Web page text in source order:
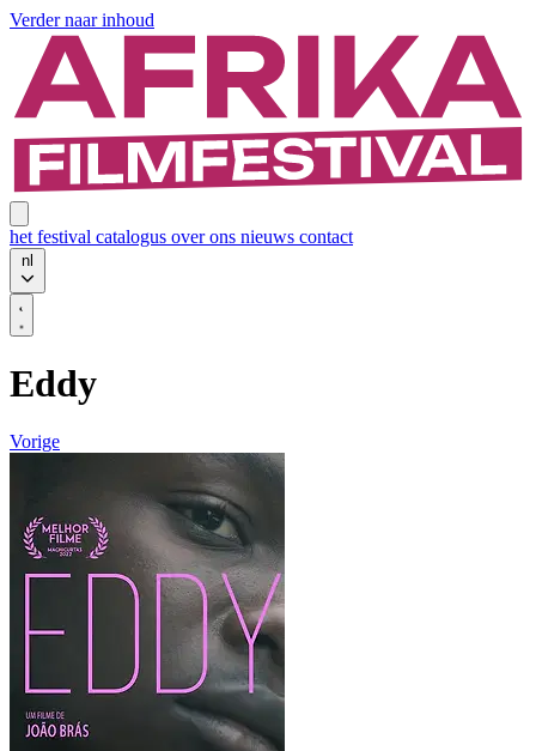
Verder naar inhoud
het festival catalogus over ons nieuws contact
nl
Eddy
Vorige